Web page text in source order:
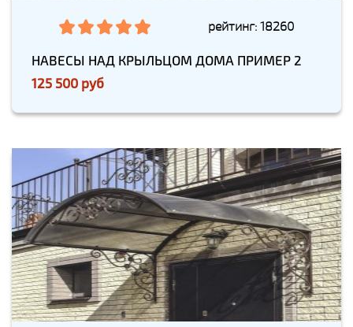
рейтинг: 18260
НАВЕСЫ НАД КРЫЛЬЦОМ ДОМА ПРИМЕР 2
125 500 руб